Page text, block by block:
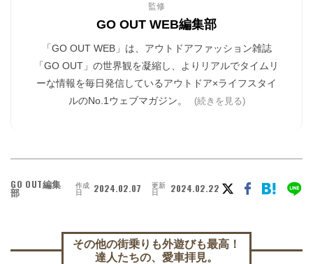
監修
GO OUT WEB編集部
「GO OUT WEB」は、アウトドアファッション雑誌
「GO OUT」の世界観を凝縮し、よりリアルでタイムリ
ーな情報を毎日発信しているアウトドア×ライフスタイ
ルのNo.1ウェブマガジン。
(続きを見る)
GO OUT編集
部
作成
日 2024.02.07 更新
日 2024.02.22
その他の街乗りも外遊びも最高！
達人たちの、愛車拝見。